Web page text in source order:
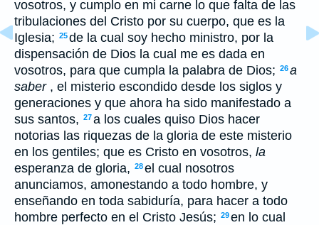
vosotros, y cumplo en mi carne lo que falta de las
tribulaciones del Cristo por su cuerpo, que es la
Iglesia; 25de la cual soy hecho ministro, por la
dispensación de Dios la cual me es dada en
vosotros, para que cumpla la palabra de Dios; 26a
saber, el misterio escondido desde los siglos y
generaciones y que ahora ha sido manifestado a
sus santos, 27a los cuales quiso Dios hacer
notorias las riquezas de la gloria de este misterio
en los gentiles; que es Cristo en vosotros, la
esperanza de gloria, 28el cual nosotros
anunciamos, amonestando a todo hombre, y
enseñando en toda sabiduría, para hacer a todo
hombre perfecto en el Cristo Jesús; 29en lo cual